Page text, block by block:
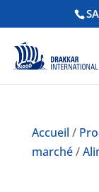
Accueil /
marché/